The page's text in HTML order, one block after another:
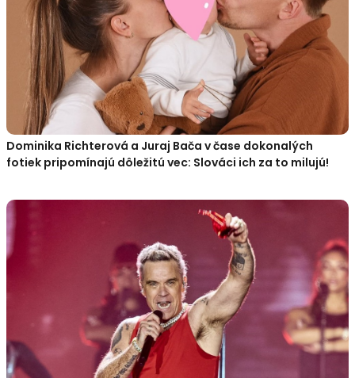
Dominika Richterová a Juraj Bača v čase dokonalých
fotiek pripomínajú dôležitú vec: Slováci ich za to milujú!